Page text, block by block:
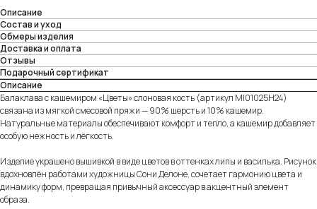
Описание
Состав и уход
Обмеры изделия
Доставка и оплата
Отзывы
Подарочный сертификат
Описание
Балаклава с кашемиром «Цветы» слоновая кость (артикул MI01025H24)
связана из мягкой смесовой пряжи — 90% шерсть и 10% кашемир.
Натуральные материалы обеспечивают комфорт и тепло, а кашемир добавляет
особую нежность и лёгкость.
Изделие украшено вышивкой в виде цветов в оттенках липы и василька. Рисунок
вдохновлён работами художницы Сони Делоне, сочетает гармонию цвета и
динамику форм, превращая привычный аксессуар в акцентный элемент
образа.